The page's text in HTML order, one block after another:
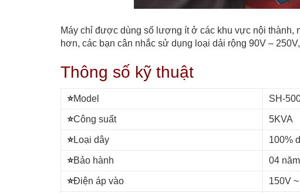
Máy chỉ được dùng số lượng ít ở các khu vực nội
hơn, các bạn cân nhắc sử dụng loại dải rộng 90V –
Thông số kỹ thuật
⭐Model SH-
⭐Công suất 5KVA
⭐Loại dây 100%
⭐Bảo hành 04 năm
⭐Điện áp vào 150V